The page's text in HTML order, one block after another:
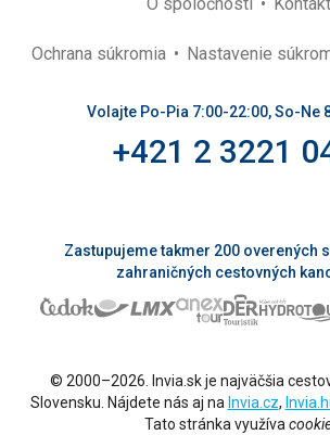
Ochrana súkromia Nastavenie
Volajte Po-Pia 7:00-22:00, So-Ne
+421 2 3221
Zastupujeme takmer 200 overených
zahraničných cestovných
© 2000–2026. Invia.sk je najväčšia
Slovensku. Nájdete nás aj na Invia.cz,
Tato stránka využíva